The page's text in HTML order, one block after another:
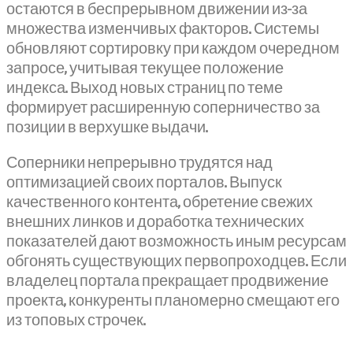
остаются в беспрерывном движении из-за
множества изменчивых факторов. Системы
обновляют сортировку при каждом очередном
запросе, учитывая текущее положение
индекса. Выход новых страниц по теме
формирует расширенную соперничество за
позиции в верхушке выдачи.
Соперники непрерывно трудятся над
оптимизацией своих порталов. Выпуск
качественного контента, обретение свежих
внешних линков и доработка технических
показателей дают возможность иным ресурсам
обгонять существующих первопроходцев. Если
владелец портала прекращает продвижение
проекта, конкуренты планомерно смещают его
из топовых строчек.